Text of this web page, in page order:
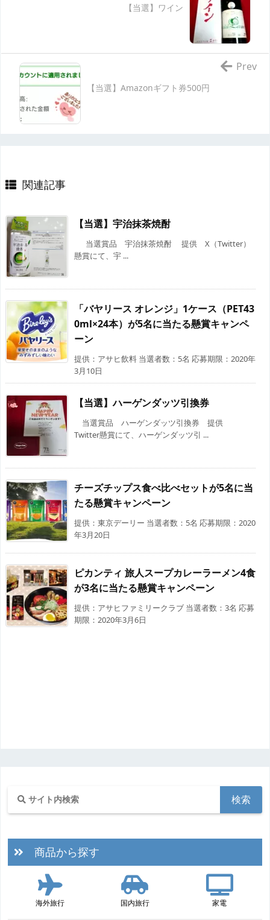
【当選】ワイン
【当選】Amazonギフト券500円
Prev
関連記事
【当選】宇治抹茶焼酎
当選賞品 宇治抹茶焼酎 提供 X（Twitter）
懸賞にて、宇 ...
「バヤリース オレンジ」1ケース（PET43
0ml×24本）が5名に当たる懸賞キャンペ
ーン
提供：アサヒ飲料 当選者数：5名 応募期限：2020年
3月10日
【当選】ハーゲンダッツ引換券
当選賞品 ハーゲンダッツ引換券 提供
Twitter懸賞にて、ハーゲンダッツ引 ...
チーズチップス食べ比べセットが5名に当
たる懸賞キャンペーン
提供：東京デーリー 当選者数：5名 応募期限：2020
年3月20日
ピカンティ 旅人スープカレーラーメン4食
が3名に当たる懸賞キャンペーン
提供：アサヒファミリークラブ 当選者数：3名 応募
期限：2020年3月6日
商品から探す
海外旅行 国内旅行 家電